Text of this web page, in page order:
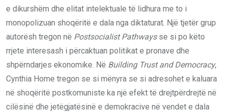
e dikurshëm dhe elitat intelektuale të lidhura me to i
monopolizuan shoqëritë e dala nga diktaturat. Një tjetër grup
autorësh tregon në Postsocialist Pathwaysse si po këto
rrjete interesash i përcaktuan politikat e pronave dhe
shpërndarjes ekonomike. Në Building Trust and Democracy,
Cynthia Home tregon se si mënyra se si adresohet e kaluara
në shoqëritë postkomuniste ka një efekt të drejtpërdrejtë në
cilësinë dhe jetëgjatësinë e demokracive në vendet e dala